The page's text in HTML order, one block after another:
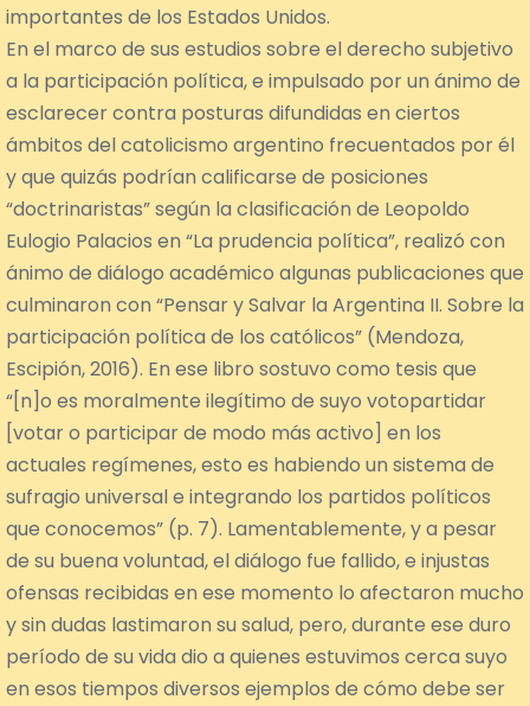
importantes de los Estados Unidos.
En el marco de sus estudios sobre el derecho subjetivo
a la participación política, e impulsado por un ánimo de
esclarecer contra posturas difundidas en ciertos
ámbitos del catolicismo argentino frecuentados por él
y que quizás podrían calificarse de posiciones
“doctrinaristas” según la clasificación de Leopoldo
Eulogio Palacios en “La prudencia política”, realizó con
ánimo de diálogo académico algunas publicaciones que
culminaron con “Pensar y Salvar la Argentina II. Sobre la
participación política de los católicos” (Mendoza,
Escipión, 2016). En ese libro sostuvo como tesis que
“[n]o es moralmente ilegítimo de suyo votopartidar
[votar o participar de modo más activo] en los
actuales regímenes, esto es habiendo un sistema de
sufragio universal e integrando los partidos políticos
que conocemos” (p. 7). Lamentablemente, y a pesar
de su buena voluntad, el diálogo fue fallido, e injustas
ofensas recibidas en ese momento lo afectaron mucho
y sin dudas lastimaron su salud, pero, durante ese duro
período de su vida dio a quienes estuvimos cerca suyo
en esos tiempos diversos ejemplos de cómo debe ser